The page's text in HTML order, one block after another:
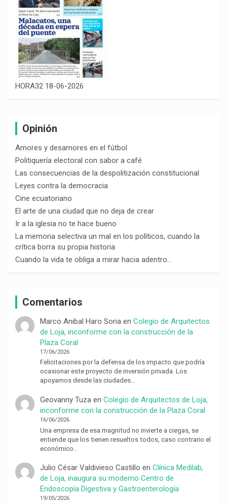
HORA32 18-06-2026
Opinión
Amores y desamores en el fútbol
Politiquería electoral con sabor a café
Las consecuencias de la despolitización constitucional
Leyes contra la democracia
Cine ecuatoriano
El arte de una ciudad que no deja de crear
Ir a la iglesia no te hace bueno
La memoria selectiva un mal en los políticos, cuando la
crítica borra su propia historia
Cuando la vida te obliga a mirar hacia adentro…
Comentarios
Marco Anibal Haro Soriaen Colegio de Arquitectos
de Loja, inconforme con la construcción de la
Plaza Coral
17/06/2026
Felicitaciones por la defensa de los impacto que podría
ocasionar este proyecto de inversión privada. Los
apoyamos desde las ciudades…
Geovanny Tuzaen Colegio de Arquitectos de Loja,
inconforme con la construcción de la Plaza Coral
16/06/2026
Una empresa de esa magnitud no invierte a ciegas, se
entiende que los tienen resueltos todos, caso contrario el
económico…
Julio César Valdivieso Castillo en Clínica Medilab,
de Loja, inaugura su moderno Centro de
Endoscopía Digestiva y Gastroenterología
19/05/2026